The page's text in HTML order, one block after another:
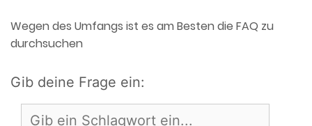
Wegen des Umfangs ist es am Besten die FAQ zu
durchsuchen
Gib deine Frage ein: